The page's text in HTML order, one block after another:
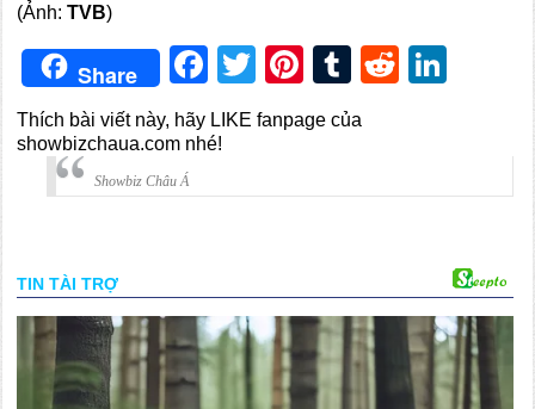
(Ảnh:TVB)
Share Facebook
TwitterPinterest
TumblrReddit
Thích bài viết này, hãy LIKE fanpage của
showbizchaua.com nhé!
Showbiz Châu Á